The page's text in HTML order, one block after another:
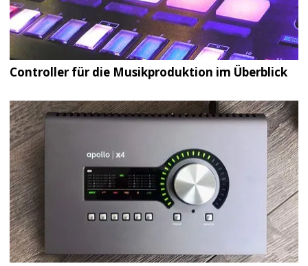
Controller für die Musikproduktion im Überblick